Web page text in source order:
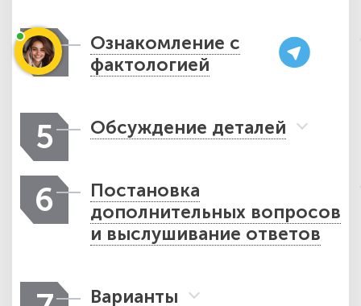
4
Ознакомление с
фактологией
5 Обсуждение деталей
6
Постановка
дополнительных вопросов
и выслушивание ответов
Варианты